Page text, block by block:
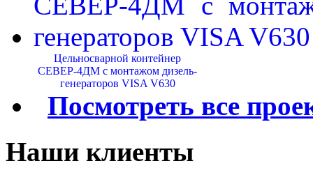
Цельносварной контейнер
СЕВЕР-4ДМ с монтажом дизель-
генераторов VISA V630
Посмотреть все
Наши клиенты